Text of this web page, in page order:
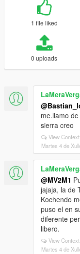
1 file liked
0 uploads
me.llamo
sierra creo
View Context
Martes 4 de
@MV2M1
jajaja, la de
Kochendo
puso el en
diferente
libero.
View Context
Martes 4 de